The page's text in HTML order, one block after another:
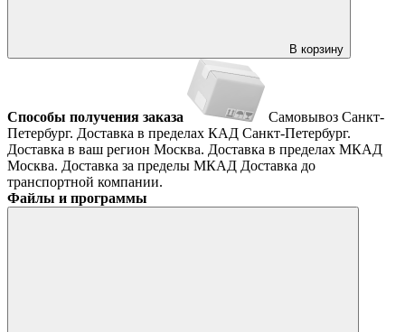
В корзину
Способы получения заказа Самовывоз Санкт-
Петербург. Доставка в пределах КАД Санкт-Петербург.
Доставка в ваш регион Москва. Доставка в пределах МКАД
Москва. Доставка за пределы МКАД Доставка до
транспортной компании.
Файлы и программы